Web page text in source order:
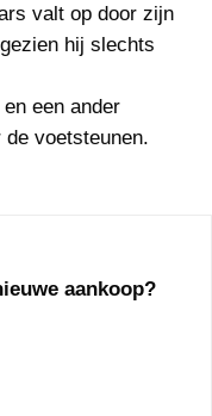
valt op door zijn
hij slechts
een ander
voetsteunen.
aankoop?